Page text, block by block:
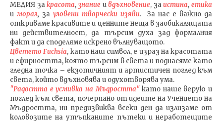
МЕДИЯ закрасота, знаниеивдъхновение, заистина, етика
иморал, за уловени творчески изяви. За нас е важно да
откриваме красивите и ценните неща в заобикалящата
ни действителност, да търсим духа зад формалния
факт и да споделяме искрено вълнуващото.
Цветето Fuchsia, като наш символ, е израз на красотата
и ефирността, която търсим в света и поднасяме като
гледна точка – екзотичният и артистичен поглед към
света, който вдъхновява и одухотворява ума.
"Радостта е усмивка на Мъдростта" като наше верую и
поглед към света, почерпано от идеите на Учението на
Мъдростта, ни предизвиква всеки ден да излизаме от
коловозите на утъпканите пътеки и неработещите